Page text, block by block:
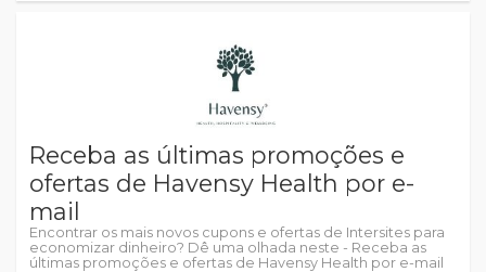
Receba as últimas promoções e
ofertas de Havensy Health por e-
mail
Encontrar os mais novos cupons e ofertas de Intersites para
economizar dinheiro? Dê uma olhada neste - Receba as
últimas promoções e ofertas de Havensy Health por e-mail